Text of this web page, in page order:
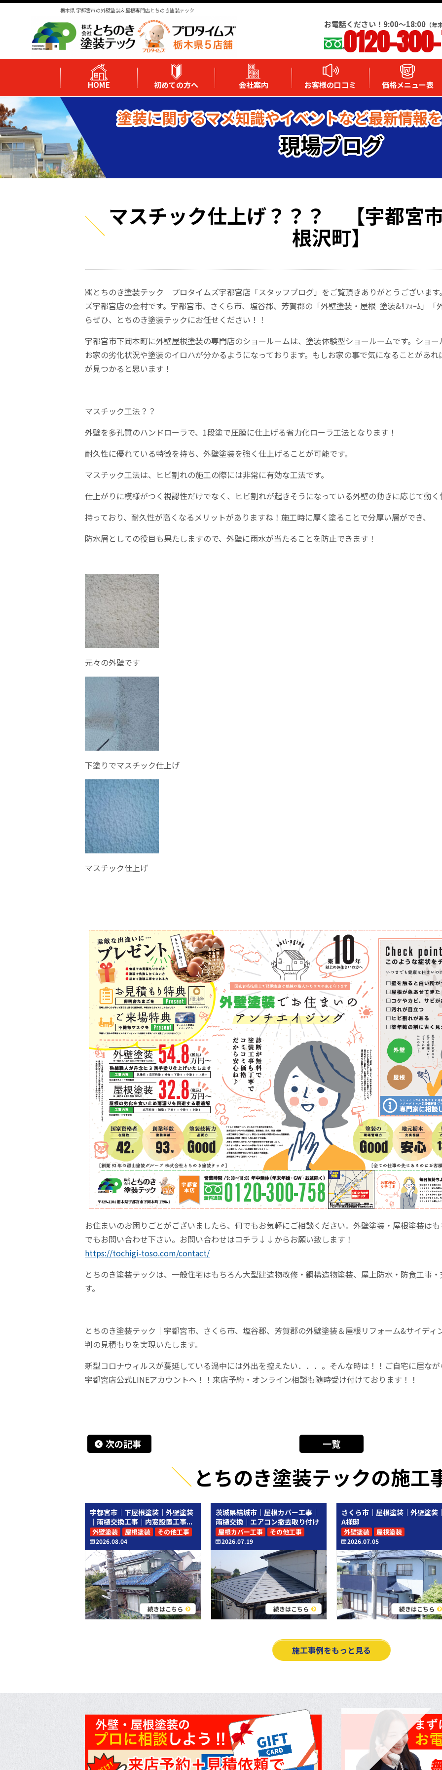
栃木県 宇都宮市の外壁塗装＆屋根専門店とちのき塗装テック
お電話ください！9:00～18:00 （
0120-
HOME 初めての方へ 会社案内 お客様の口コミ 価格メニュー表
塗装に関するマメ知識やイベントなど最新情報
現場ブログ
マスチック仕上げ？？？ 【宇都宮
根沢町】
㈱とちのき塗装テック プロタイムズ宇都宮店「スタッフブログ」をご覧頂きありがとうございま
ズ宇都宮店の金村です。宇都宮市、さくら市、塩谷郡、芳賀郡の「外壁塗装・屋根 塗装&ﾘﾌｫｰﾑ」
らぜひ、とちのき塗装テックにお任せください！！
宇都宮市下岡本町に外壁屋根塗装の専門店のショールームは、塗装体験型ショールームです。ショ
お家の劣化状況や塗装のイロハが分かるようになっております。もしお家の事で気になることがあ
が見つかると思います！
マスチック工法？？
外壁を多孔質のハンドローラで、1段塗で圧膜に仕上げる省力化ローラ工法となります！
耐久性に優れている特徴を持ち、外壁塗装を強く仕上げることが可能です。
マスチック工法は、ヒビ割れの施工の際には非常に有効な工法です。
仕上がりに模様がつく視認性だけでなく、ヒビ割れが起きそうになっている外壁の動きに応じて動
持っており、耐久性が高くなるメリットがありますね！ 施工時に厚く塗ることで分厚い層ができ、
防水層としての役目も果たしますので、外壁に雨水が当たることを防止できます！
元々の外壁です
下塗りでマスチック仕上げ
マスチック仕上げ
お住まいのお困りごとがございましたら、何でもお気軽にご相談ください。外壁塗装・屋根塗装は
でもお問い合わせ下さい。お問い合わせはコチラ↓↓からお願い致します！
https://tochigi-toso.com/contact/
とちのき塗装テックは、一般住宅はもちろん大型建造物改修・鋼構造物塗装、屋上防水・防食工事
す。
とちのき塗装テック｜宇都宮市、さくら市、塩谷郡、芳賀郡の外壁塗装＆屋根リフォーム&サイデ
判の見積もりを実現いたします。
新型コロナウィルスが蔓延している渦中には外出を控えたい．．．。そんな時は！！ご自宅に居な
宇都宮店公式LINEアカウントへ！！来店予約・オンライン相談も随時受け付けております！！
次の記事 一覧
とちのき塗装テックの施工
宇都宮市｜下屋根塗装｜外壁塗装
｜雨樋交換工事｜内窓設置工事...
2026.08.04
続きはこちら
外壁塗装 屋根塗装 その他工事
茨城県結城市｜屋根カバー工事｜
雨樋交換｜エアコン撤去取り付け
2026.07.19
続きはこちら
屋根カバー工事 その他工事
さくら市｜屋根塗装｜外壁塗装
A様邸
2026.07.05
続きはこちら
外壁塗装 屋根塗装
施工事例をもっと見る